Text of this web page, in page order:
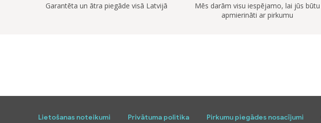
Garantēta un ātra piegāde visā Latvijā
Mēs darām visu iespējamo, lai jūs būtu
apmierināti ar pirkumu
Lietošanas noteikumi Privātuma politika Pirkumu piegādes nosacījumi